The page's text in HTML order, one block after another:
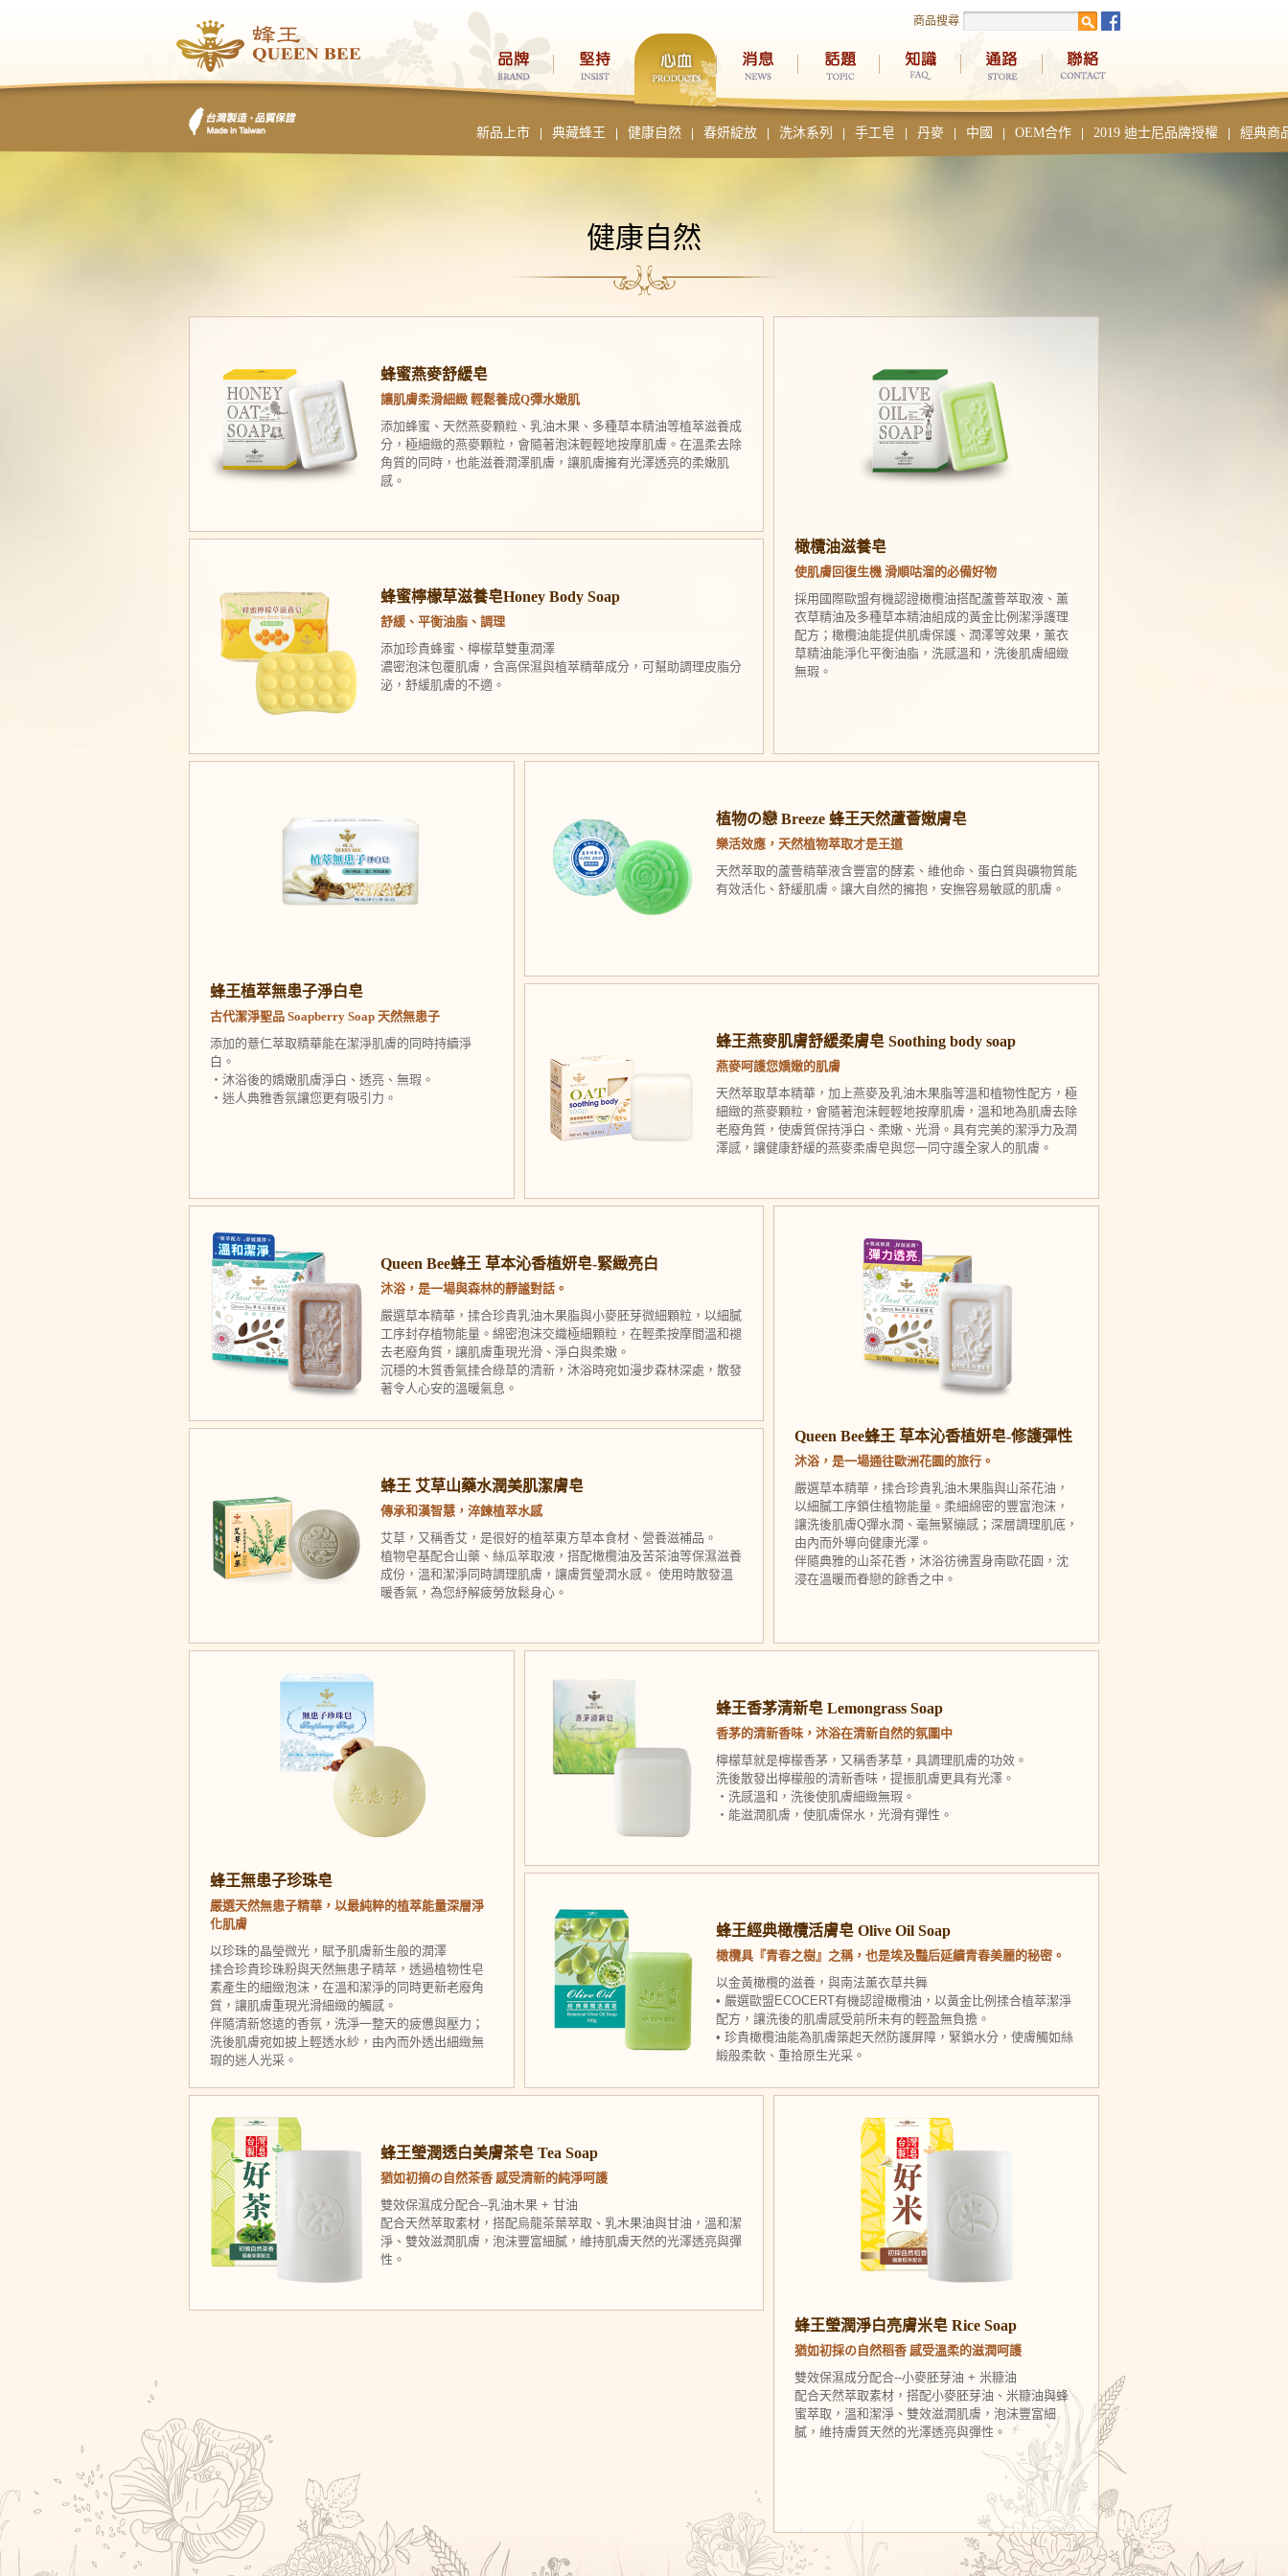
商品搜尋
新品上市 典藏蜂王 健康自然 春妍綻放 洗沐系列 手工皂 丹麥 中國 OEM合作 2019 迪士尼品牌授權 經典商
健康自然
橄欖油滋養皂
使肌膚回復生機 滑順咕溜的必備好物
採用國際歐盟有機認證橄欖油搭配蘆薈萃取液、薰
衣草精油及多種草本精油組成的黃金比例潔淨護理
配方；橄欖油能提供肌膚保護、潤澤等效果，薰衣
草精油能淨化平衡油脂，洗感溫和，洗後肌膚細緻
無瑕。
蜂蜜燕麥舒緩皂
讓肌膚柔滑細緻 輕鬆養成Q彈水嫩肌
添加蜂蜜、天然燕麥顆粒、乳油木果、多種草本精油等植萃滋養成
分，極細緻的燕麥顆粒，會隨著泡沫輕輕地按摩肌膚。在溫柔去除
角質的同時，也能滋養潤澤肌膚，讓肌膚擁有光澤透亮的柔嫩肌
感。
蜂蜜檸檬草滋養皂Honey Body Soap
舒緩、平衡油脂、調理
添加珍貴蜂蜜、檸檬草雙重潤澤
濃密泡沫包覆肌膚，含高保濕與植萃精華成分，可幫助調理皮脂分
泌，舒緩肌膚的不適。
蜂王植萃無患子淨白皂
古代潔淨聖品 Soapberry Soap 天然無患子
添加的薏仁萃取精華能在潔淨肌膚的同時持續淨
白。
‧沐浴後的嬌嫩肌膚淨白、透亮、無瑕。
‧迷人典雅香氛讓您更有吸引力。
植物の戀 Breeze 蜂王天然蘆薈嫩膚皂
樂活效應，天然植物萃取才是王道
天然萃取的蘆薈精華液含豐富的酵素、維他命、蛋白質與礦物質能
有效活化、舒緩肌膚。讓大自然的擁抱，安撫容易敏感的肌膚。
蜂王燕麥肌膚舒緩柔膚皂 Soothing body soap
燕麥呵護您嬌嫩的肌膚
天然萃取草本精華，加上燕麥及乳油木果脂等溫和植物性配方，極
細緻的燕麥顆粒，會隨著泡沫輕輕地按摩肌膚，溫和地為肌膚去除
老廢角質，使膚質保持淨白、柔嫩、光滑。具有完美的潔淨力及潤
澤感，讓健康舒緩的燕麥柔膚皂與您一同守護全家人的肌膚。
Queen Bee蜂王 草本沁香植妍皂-修護彈性
沐浴，是一場通往歐洲花園的旅行。
嚴選草本精華，揉合珍貴乳油木果脂與山茶花油，
以細膩工序鎖住植物能量。柔細綿密的豐富泡沫，
讓洗後肌膚Q彈水潤、毫無緊繃感；深層調理肌底，
由內而外導向健康光澤。
伴隨典雅的山茶花香，沐浴彷彿置身南歐花園，沈
浸在溫暖而眷戀的餘香之中。
Queen Bee蜂王 草本沁香植妍皂-緊緻亮白
沐浴，是一場與森林的靜謐對話。
嚴選草本精華，揉合珍貴乳油木果脂與小麥胚芽微細顆粒，以細膩
工序封存植物能量。綿密泡沫交織極細顆粒，在輕柔按摩間溫和褪
去老廢角質，讓肌膚重現光滑、淨白與柔嫩。
沉穩的木質香氣揉合綠草的清新，沐浴時宛如漫步森林深處，散發
著令人心安的溫暖氣息。
蜂王 艾草山藥水潤美肌潔膚皂
傳承和漢智慧，淬鍊植萃水感
艾草，又稱香艾，是很好的植萃東方草本食材、營養滋補品。
植物皂基配合山藥、絲瓜萃取液，搭配橄欖油及苦茶油等保濕滋養
成份，溫和潔淨同時調理肌膚，讓膚質瑩潤水感。 使用時散發溫
暖香氣，為您紓解疲勞放鬆身心。
蜂王無患子珍珠皂
嚴選天然無患子精華，以最純粹的植萃能量深層淨
化肌膚
以珍珠的晶瑩微光，賦予肌膚新生般的潤澤
揉合珍貴珍珠粉與天然無患子精萃，透過植物性皂
素產生的細緻泡沫，在溫和潔淨的同時更新老廢角
質，讓肌膚重現光滑細緻的觸感。
伴隨清新悠遠的香氛，洗淨一整天的疲憊與壓力；
洗後肌膚宛如披上輕透水紗，由內而外透出細緻無
瑕的迷人光采。
蜂王香茅清新皂 Lemongrass Soap
香茅的清新香味，沐浴在清新自然的氛圍中
檸檬草就是檸檬香茅，又稱香茅草，具調理肌膚的功效。
洗後散發出檸檬般的清新香味，提振肌膚更具有光澤。
‧洗感溫和，洗後使肌膚細緻無瑕。
‧能滋潤肌膚，使肌膚保水，光滑有彈性。
蜂王經典橄欖活膚皂 Olive Oil Soap
橄欖具『青春之樹』之稱，也是埃及豔后延續青春美麗的秘密。
以金黃橄欖的滋養，與南法薰衣草共舞
• 嚴選歐盟ECOCERT有機認證橄欖油，以黃金比例揉合植萃潔淨
配方，讓洗後的肌膚感受前所未有的輕盈無負擔。
• 珍貴橄欖油能為肌膚築起天然防護屏障，緊鎖水分，使膚觸如絲
緞般柔軟、重拾原生光采。
蜂王瑩潤淨白亮膚米皂 Rice Soap
猶如初採の自然稻香 感受溫柔的滋潤呵護
雙效保濕成分配合--小麥胚芽油 + 米糠油
配合天然萃取素材，搭配小麥胚芽油、米糠油與蜂
蜜萃取，溫和潔淨、雙效滋潤肌膚，泡沫豐富細
膩，維持膚質天然的光澤透亮與彈性。
蜂王瑩潤透白美膚茶皂 Tea Soap
猶如初摘の自然茶香 感受清新的純淨呵護
雙效保濕成分配合--乳油木果 + 甘油
配合天然萃取素材，搭配烏龍茶葉萃取、乳木果油與甘油，溫和潔
淨、雙效滋潤肌膚，泡沫豐富細膩，維持肌膚天然的光澤透亮與彈
性。